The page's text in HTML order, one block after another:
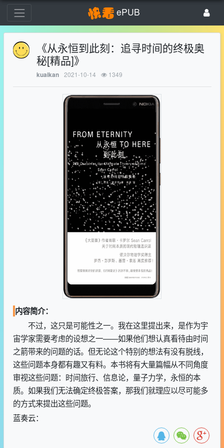
ePUB
《从永恒到此刻：追寻时间的终极奥
秘[精品]》
kuaikan 2021-10-14 1349
内容简介：
不过，这只是可能性之一。我在这里提出来，是作为宇
宙学家需要考虑的设想之一——如果他们想认真看待由时间
之箭带来的问题的话。但无论这个特别的想法有没有脱线，
这些问题本身都有趣又有料。本书将有大量篇幅从不同角度
审视这些问题：时间旅行、信息论，量子力学，永恒的本
质。如果我们无法确定终极答案，那我们就理应以尽可能多
的方式来提出这些问题。
蓝奏云：